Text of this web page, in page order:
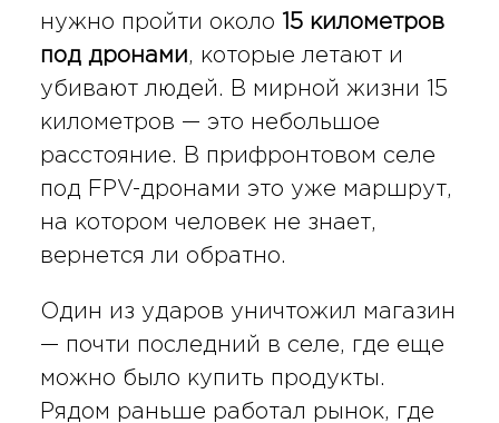
нужно пройти около 15 километров
под дронами, которые летают и
убивают людей. В мирной жизни 15
километров — это небольшое
расстояние. В прифронтовом селе
под FPV-дронами это уже маршрут,
на котором человек не знает,
вернется ли обратно.
Один из ударов уничтожил магазин
— почти последний в селе, где еще
можно было купить продукты.
Рядом раньше работал рынок, где